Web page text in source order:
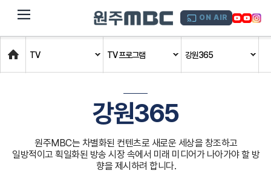
dehaze ON AIR
Home
TV TV 프로그램 강원365
강원365
원주MBC는 차별화된 컨텐츠로 새로운 세상을 창조하고
일방적이고 획일화된 방송 시장 속에서 미래 미디어가 나아가야 할 방
향을 제시하려 합니다.